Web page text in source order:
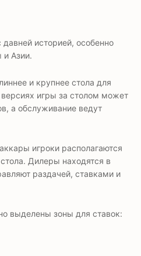
историей, особенно
и Азии.
и крупнее стола для
игры за столом может
а обслуживание ведут
игроки располагаются
Дилеры находятся в
раздачей, ставками и
выделены зоны для ставок: